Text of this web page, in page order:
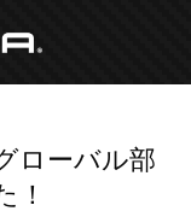
ローバル部
！